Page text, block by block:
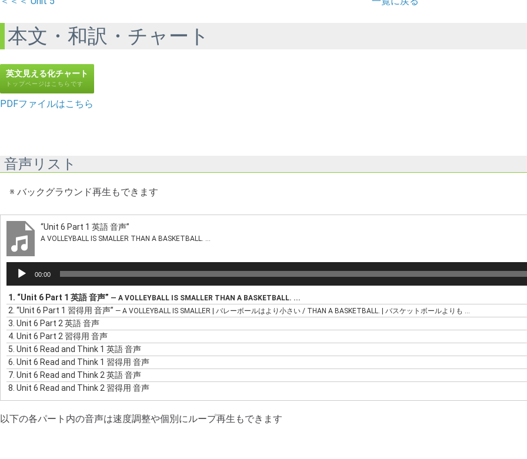
本文・和訳・チャート
英文見える化チャート
トップページはこちらです
PDFファイルはこちら
音声リスト
※ バックグラウンド再生もできます
“Unit 6 Part 1 英語 音声”
A VOLLEYBALL IS SMALLER THAN A BASKETBALL. ...
プ
レ
ー
ヤ
ー
00:00
1. “Unit 6 Part 1 英語 音声” — A VOLLEYBALL IS SMALLER THAN A BASKETBALL. ...
2. “Unit 6 Part 1 習得用 音声” — A VOLLEYBALL IS SMALLER | バレーボールはより小さい / THAN A BASKETBALL. | バスケットボールよりも ...
3. Unit 6 Part 2 英語 音声
4. Unit 6 Part 2 習得用 音声
5. Unit 6 Read and Think 1 英語 音声
6. Unit 6 Read and Think 1 習得用 音声
7. Unit 6 Read and Think 2 英語 音声
8. Unit 6 Read and Think 2 習得用 音声
以下の各パート内の音声は速度調整や個別にループ再生もできます